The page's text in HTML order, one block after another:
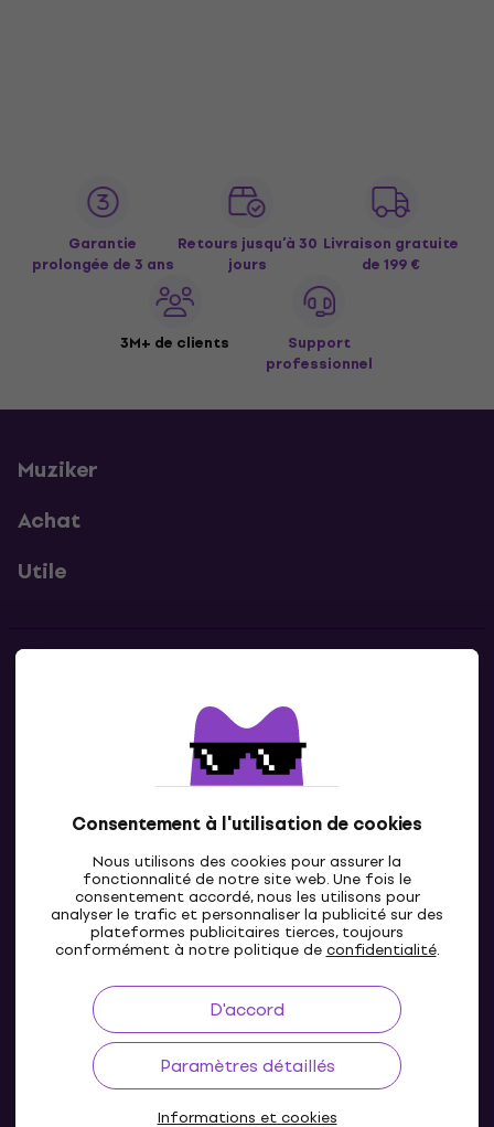
Consentement à l'utilisation de cookies
Nous utilisons des cookies pour assurer la
fonctionnalité de notre site web. Une fois le
consentement accordé, nous les utilisons pour
analyser le trafic et personnaliser la publicité sur des
plateformes publicitaires tierces, toujours
conformément à notre politique deconfidentialité.
D'accord
Paramètres détaillés
Informations et cookies
Garantie
prolongée de 3 ans
Retours jusqu’à 30
jours
Livraison gratuite
de 199 €
3M+ de clients
Support
professionnel
Muziker
Achat
Utile
Contacte nous
LU